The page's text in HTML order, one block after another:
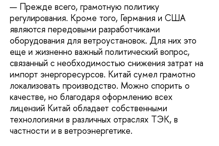
— Прежде всего, грамотную политику
регулирования. Кроме того, Германия и США
являются передовыми разработчиками
оборудования для ветроустановок. Для них это
еще и жизненно важный политический вопрос,
связанный с необходимостью снижения затрат на
импорт энергоресурсов. Китай сумел грамотно
локализовать производство. Можно спорить о
качестве, но благодаря оформлению всех
лицензий Китай обладает собственными
технологиями в различных отраслях ТЭК, в
частности и в ветроэнергетике.